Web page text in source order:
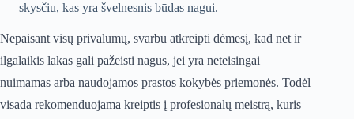
skysčiu, kas yra švelnesnis būdas nagui.
Nepaisant visų privalumų, svarbu atkreipti dėmesį, kad net ir
ilgalaikis lakas gali pažeisti nagus, jei yra neteisingai
nuimamas arba naudojamos prastos kokybės priemonės. Todėl
visada rekomenduojama kreiptis į profesionalų meistrą, kuris